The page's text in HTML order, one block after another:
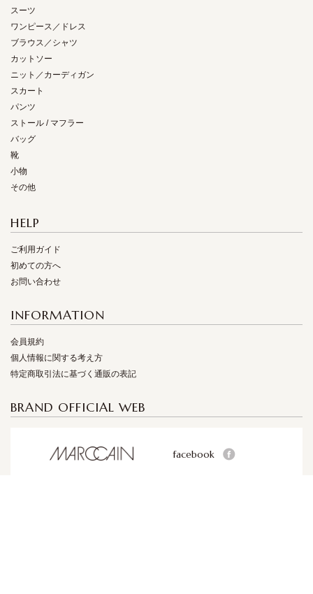
スーツ
ワンピース／ドレス
ブラウス／シャツ
カットソー
ニット／カーディガン
スカート
パンツ
ストール / マフラー
バッグ
靴
小物
その他
HELP
ご利用ガイド
初めての方へ
お問い合わせ
INFORMATION
会員規約
個人情報に関する考え方
特定商取引法に基づく通販の表記
BRAND OFFICIAL WEB
facebook